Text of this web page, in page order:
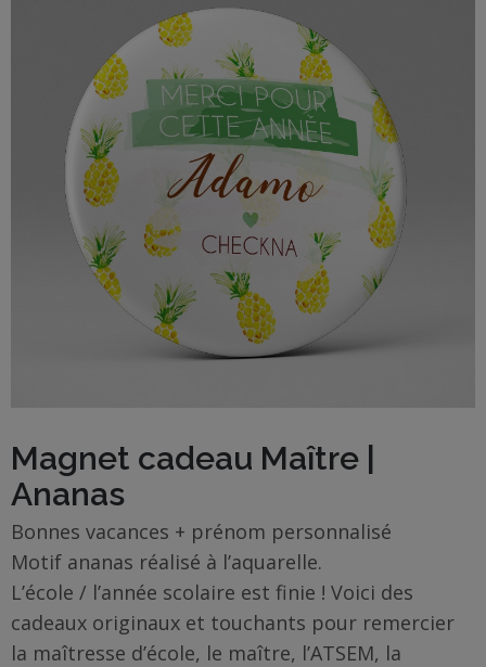
Magnet cadeau Maître |
Ananas
Bonnes vacances + prénom personnalisé
Motif ananas réalisé à l’aquarelle.
L’école / l’année scolaire est finie ! Voici des
cadeaux originaux et touchants pour remercier
la maîtresse d’école, le maître, l’ATSEM, la
BOUTIQUE
Objets
personnalisés
Annonce
Grossesse
Maîtresses
/ Nounou /
Crèche
/
Enfants